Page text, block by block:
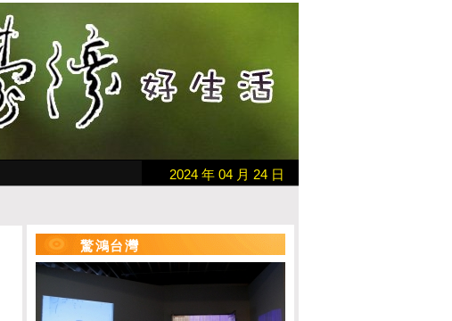
2024 年 04 月 24 日
驚鴻台灣